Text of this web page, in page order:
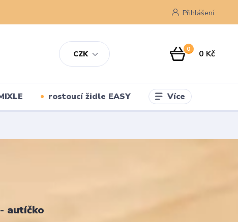
CZK
Přihlášení
0 0 Kč
rostoucí židle EASY Více
autíčko